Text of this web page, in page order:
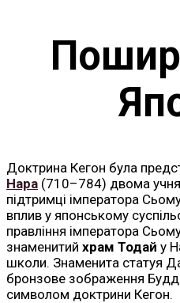
Доктрина Кегон була
Нара (710–784) двома
підтримці імператора
вплив у японському
правління імператора
знаменитий храм Тодай у
школи. Знаменита статуя
бронзове зображення
символом доктрини Кегон.